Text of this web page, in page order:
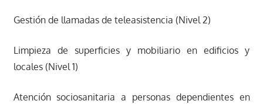
Gestión de llamadas de teleasistencia (Nivel 2)
Limpieza de superficies y mobiliario en edificios y
locales (Nivel 1)
Atención sociosanitaria a personas dependientes en